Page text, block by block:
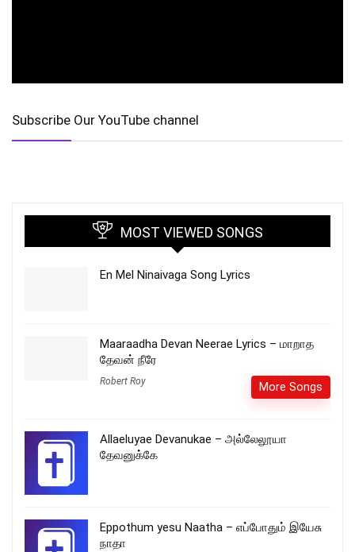
Subscribe Our YouTube channel
MOST VIEWED SONGS
En Mel Ninaivaga Song Lyrics
Maaraadha Devan Neerae Lyrics – மாறாத
தேவன் நீரே
Robert Roy More Songs
Allaeluyae Devanukae – அல்லேலூயா
தேவனுக்கே
Eppothum yesu Naatha – எப்போதும் இயேசு
நாதா